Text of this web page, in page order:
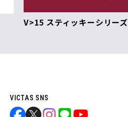
V>15 スティッキーシリーズ
VICTAS SNS